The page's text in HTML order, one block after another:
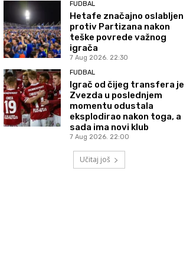
FUDBAL
Hetafe značajno oslabljen
protiv Partizana nakon
teške povrede važnog
igrača
7 Aug 2026. 22:30
FUDBAL
Igrač od čijeg transfera je
Zvezda u poslednjem
momentu odustala
eksplodirao nakon toga, a
sada ima novi klub
7 Aug 2026. 22:00
Učitaj još